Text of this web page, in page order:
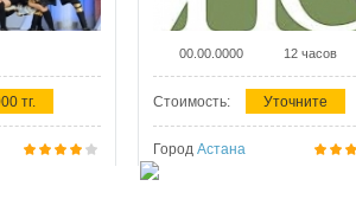
тг.
00.00.0000 12 часов
Стоимость: Уточните
Город Астана